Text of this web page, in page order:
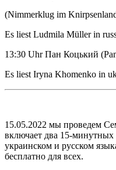
(Nimmerklug im
Es liest Ludmila Müller in
13:30 Uhr Пан Коцький
Es liest Iryna Khomenko in
15.05.2022 мы проведем
включает два 15-минутных
украинском и русском
бесплатно для всех.